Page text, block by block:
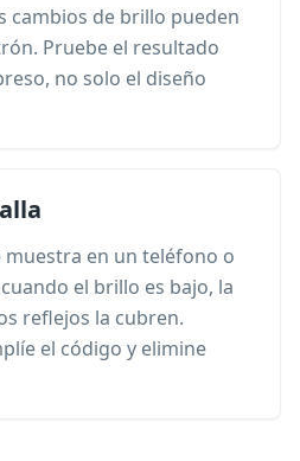
cambios de brillo pueden
Pruebe el resultado
no solo el diseño
muestra en un teléfono o
el brillo es bajo, la
reflejos la cubren.
el código y elimine